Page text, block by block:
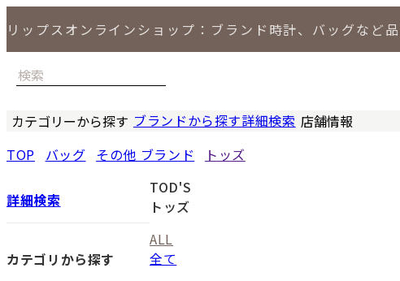
リップスオンラインショップ：ブランド時計、バッグなど
カテゴリーから探す ブランドから探す詳細検索 店舗情報
TOP バッグ その他 ブランド トッズ
詳細検索
カテゴリから探す
TOD'S
トッズ
ALL
全て